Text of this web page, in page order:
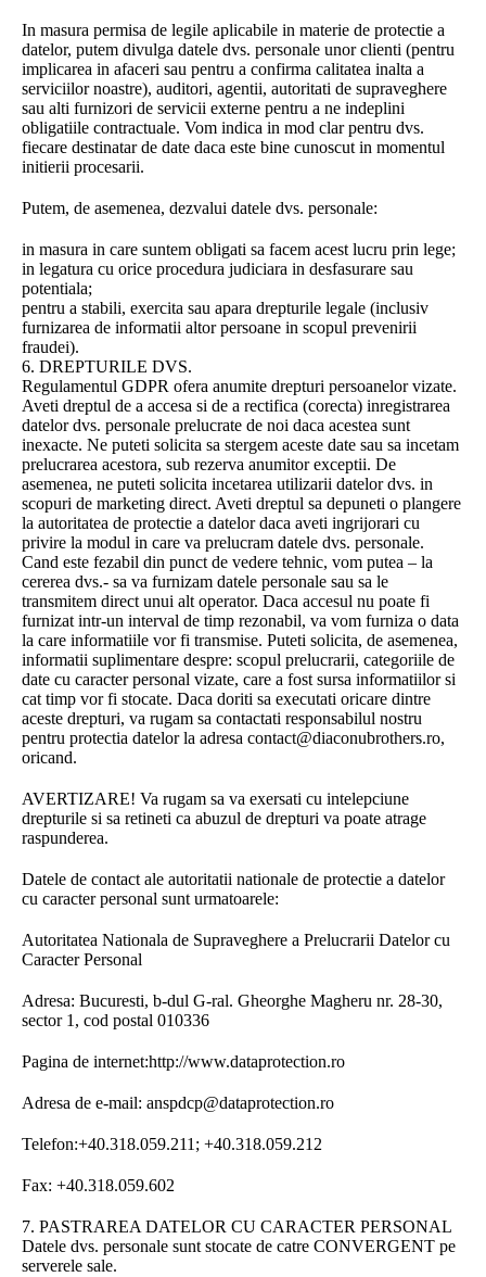
In masura permisa de legile aplicabile in materie de protectie a
datelor, putem divulga datele dvs. personale unor clienti (pentru
implicarea in afaceri sau pentru a confirma calitatea inalta a
serviciilor noastre), auditori, agentii, autoritati de supraveghere
sau alti furnizori de servicii externe pentru a ne indeplini
obligatiile contractuale. Vom indica in mod clar pentru dvs.
fiecare destinatar de date daca este bine cunoscut in momentul
initierii procesarii.
Putem, de asemenea, dezvalui datele dvs. personale:
in masura in care suntem obligati sa facem acest lucru prin lege;
in legatura cu orice procedura judiciara in desfasurare sau
potentiala;
pentru a stabili, exercita sau apara drepturile legale (inclusiv
furnizarea de informatii altor persoane in scopul prevenirii
fraudei).
6. DREPTURILE DVS.
Regulamentul GDPR ofera anumite drepturi persoanelor vizate.
Aveti dreptul de a accesa si de a rectifica (corecta) inregistrarea
datelor dvs. personale prelucrate de noi daca acestea sunt
inexacte. Ne puteti solicita sa stergem aceste date sau sa incetam
prelucrarea acestora, sub rezerva anumitor exceptii. De
asemenea, ne puteti solicita incetarea utilizarii datelor dvs. in
scopuri de marketing direct. Aveti dreptul sa depuneti o plangere
la autoritatea de protectie a datelor daca aveti ingrijorari cu
privire la modul in care va prelucram datele dvs. personale.
Cand este fezabil din punct de vedere tehnic, vom putea – la
cererea dvs.- sa va furnizam datele personale sau sa le
transmitem direct unui alt operator. Daca accesul nu poate fi
furnizat intr-un interval de timp rezonabil, va vom furniza o data
la care informatiile vor fi transmise. Puteti solicita, de asemenea,
informatii suplimentare despre: scopul prelucrarii, categoriile de
date cu caracter personal vizate, care a fost sursa informatiilor si
cat timp vor fi stocate. Daca doriti sa executati oricare dintre
aceste drepturi, va rugam sa contactati responsabilul nostru
pentru protectia datelor la adresa contact@diaconubrothers.ro,
oricand.
AVERTIZARE! Va rugam sa va exersati cu intelepciune
drepturile si sa retineti ca abuzul de drepturi va poate atrage
raspunderea.
Datele de contact ale autoritatii nationale de protectie a datelor
cu caracter personal sunt urmatoarele:
Autoritatea Nationala de Supraveghere a Prelucrarii Datelor cu
Caracter Personal
Adresa: Bucuresti, b-dul G-ral. Gheorghe Magheru nr. 28-30,
sector 1, cod postal 010336
Pagina de internet:http://www.dataprotection.ro
Adresa de e-mail: anspdcp@dataprotection.ro
Telefon:+40.318.059.211; +40.318.059.212
Fax: +40.318.059.602
7. PASTRAREA DATELOR CU CARACTER PERSONAL
Datele dvs. personale sunt stocate de catre CONVERGENT pe
serverele sale.